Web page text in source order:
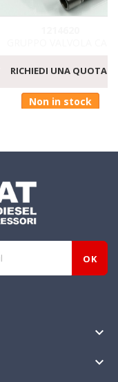
RICHIEDI UNA
Non in stock

